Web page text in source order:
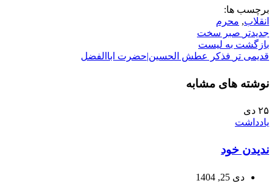
برچسب ها:
انقلاب, محرم
جدیدتر صبر سخت
بازگشت به لیست
قدیمی تر فذکر عطش الحسین|حضرت اباالفضل
نوشته های مشابه
۲۵ دی
یادداشت
ندیدن خود
دی 25, 1404